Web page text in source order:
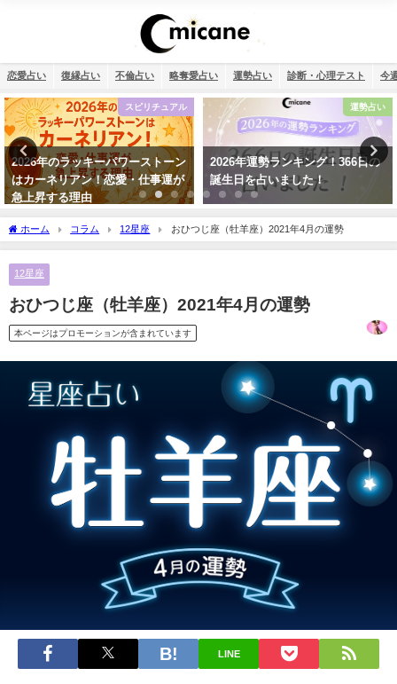
恋愛占い 復縁占い 不倫占い 略奪愛占い 運勢占い 診断・心理テスト 今
運勢占い
2026年運勢ランキング！366日の
誕生日を占いました！
不倫
相性占い・既婚者同士の恋愛でダ
ブル不倫（W不倫）は成就する？
【霊視真剣】
ホーム コラム 12星座 おひつじ座（牡羊座）2021年4月の運勢
12星座
おひつじ座（牡羊座）2021年4月の運勢
本ページはプロモーションが含まれています
LINE